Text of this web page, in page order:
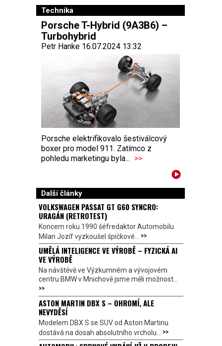
Technika
Porsche T-Hybrid (9A3B6) –
Turbohybrid
Petr Hanke 16.07.2024 13:32
Porsche elektrifikovalo šestiválcový
boxer pro model 911. Zatímco z
pohledu marketingu byla... >>
Další články
VOLKSWAGEN PASSAT GT G60 SYNCRO:
URAGÁN (RETROTEST)
Koncem roku 1990 šéfredaktor Automobilu
Milan Jozíf vyzkoušel špičkové... >>
UMĚLÁ INTELIGENCE VE VÝROBĚ – FYZICKÁ AI
VE VÝROBĚ
Na návštěvě ve Výzkumném a vývojovém
centru BMW v Mnichově jsme měli možnost...
>>
ASTON MARTIN DBX S – OHROMÍ, ALE
NEVYDĚSÍ
Modelem DBX S se SUV od Aston Martinu
dostává na dosah absolutního vrcholu... >>